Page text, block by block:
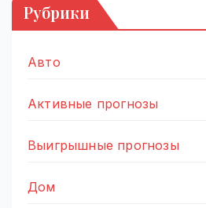
Рубрики
Авто
Активные прогнозы
Выигрышные прогнозы
Дом